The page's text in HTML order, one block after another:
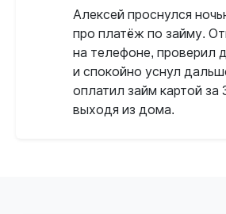
Алексей проснулся
про платёж по займу.
на телефоне, проверил
и спокойно уснул
оплатил займ картой за
выходя из дома.